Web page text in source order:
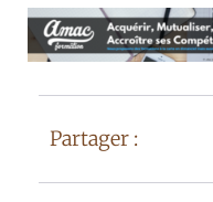
Partager :